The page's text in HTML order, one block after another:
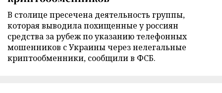
В столице пресечена деятельность группы,
которая выводила похищенные у россиян
средства за рубеж по указанию телефонных
мошенников с Украины через нелегальные
криптообменники, сообщили в ФСБ.